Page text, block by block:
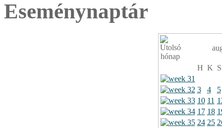
Eseménynaptár
H K
3 4
5
10 11
17 18
24 25